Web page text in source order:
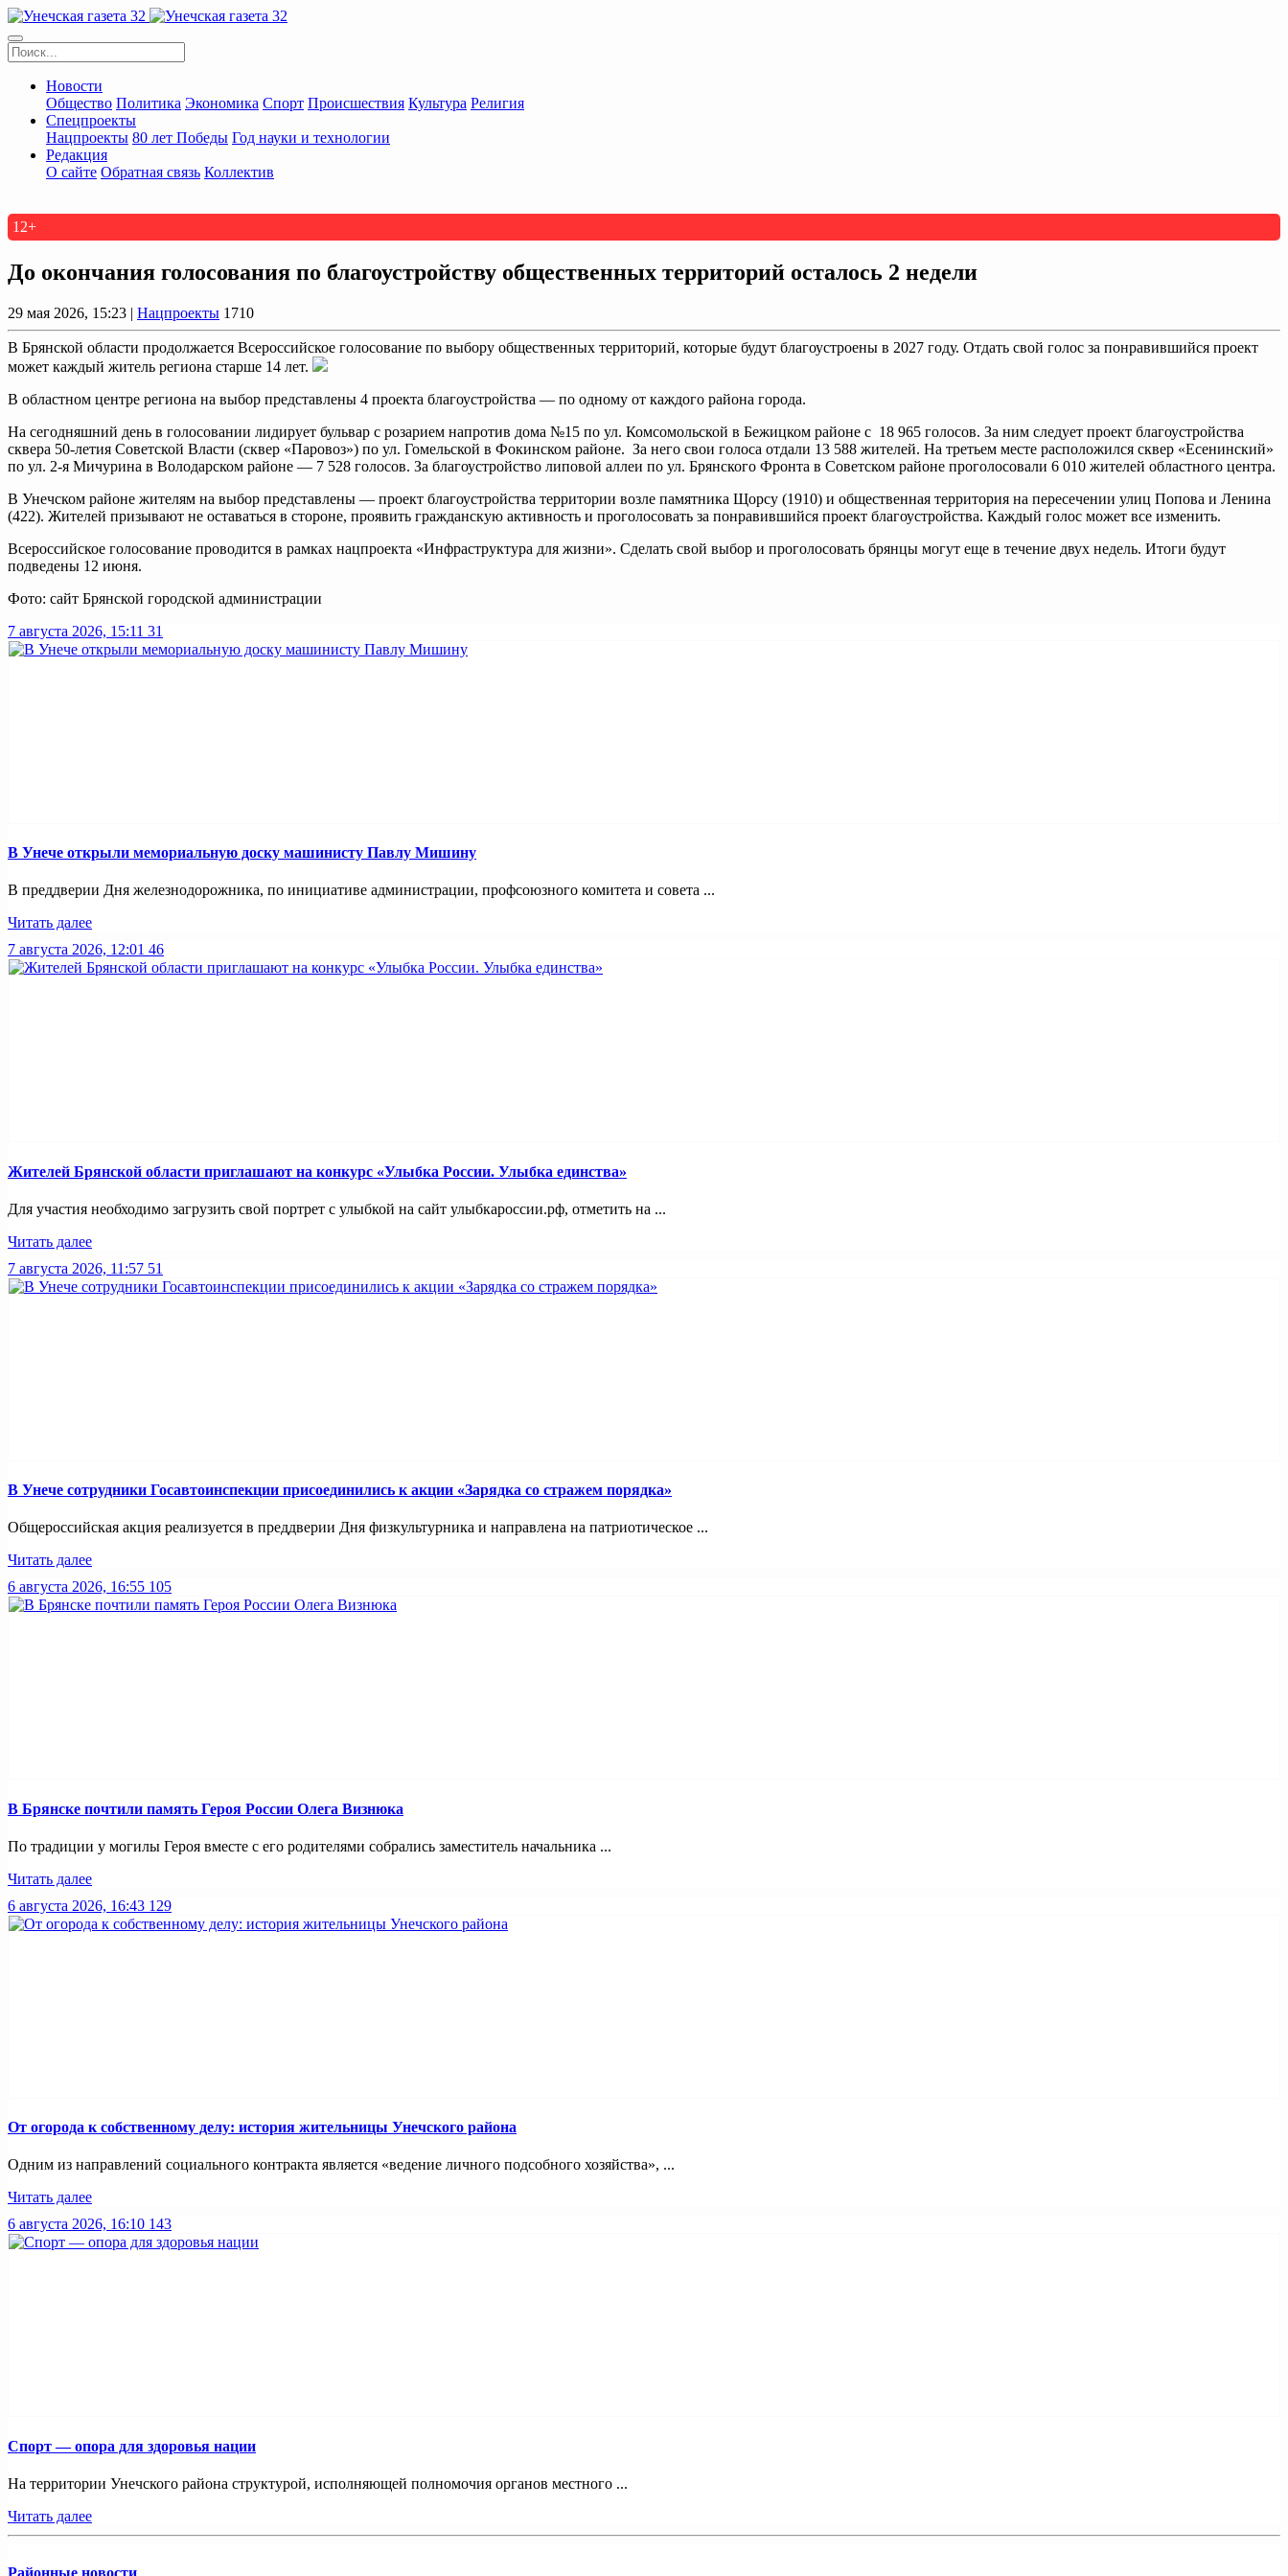
Новости
Общество Политика Экономика Спорт Происшествия Культура Религия
Спецпроекты
Нацпроекты 80 лет Победы Год науки и технологии
Редакция
О сайте Обратная связь Коллектив
12+
До окончания голосования по благоустройству общественных территорий осталось 2 недели
29 мая 2026, 15:23 | Нацпроекты 1710
В Брянской области продолжается Всероссийское голосование по выбору общественных территорий, которые будут благоустроены в 2027 году. Отдать свой голос за понравившийся проект
может каждый житель региона старше 14 лет.
В областном центре региона на выбор представлены 4 проекта благоустройства — по одному от каждого района города.
На сегодняшний день в голосовании лидирует бульвар с розарием напротив дома №15 по ул. Комсомольской в Бежицком районе с 18 965 голосов. За ним следует проект благоустройства
сквера 50-летия Советской Власти (сквер «Паровоз») по ул. Гомельской в Фокинском районе. За него свои голоса отдали 13 588 жителей. На третьем месте расположился сквер «Есенинский»
по ул. 2-я Мичурина в Володарском районе — 7 528 голосов. За благоустройство липовой аллеи по ул. Брянского Фронта в Советском районе проголосовали 6 010 жителей областного центра.
В Унечском районе жителям на выбор представлены — проект благоустройства территории возле памятника Щорсу (1910) и общественная территория на пересечении улиц Попова и Ленина
(422). Жителей призывают не оставаться в стороне, проявить гражданскую активность и проголосовать за понравившийся проект благоустройства. Каждый голос может все изменить.
Всероссийское голосование проводится в рамках нацпроекта «Инфраструктура для жизни». Сделать свой выбор и проголосовать брянцы могут еще в течение двух недель. Итоги будут
подведены 12 июня.
Фото: сайт Брянской городской администрации
7 августа 2026, 15:11 31
В Унече открыли мемориальную доску машинисту Павлу Мишину
В преддверии Дня железнодорожника, по инициативе администрации, профсоюзного комитета и совета ...
Читать далее
7 августа 2026, 12:01 46
Жителей Брянской области приглашают на конкурс «Улыбка России. Улыбка единства»
Для участия необходимо загрузить свой портрет с улыбкой на сайт улыбкароссии.рф, отметить на ...
Читать далее
7 августа 2026, 11:57 51
В Унече сотрудники Госавтоинспекции присоединились к акции «Зарядка со стражем порядка»
Общероссийская акция реализуется в преддверии Дня физкультурника и направлена на патриотическое ...
Читать далее
6 августа 2026, 16:55 105
В Брянске почтили память Героя России Олега Визнюка
По традиции у могилы Героя вместе с его родителями собрались заместитель начальника ...
Читать далее
6 августа 2026, 16:43 129
От огорода к собственному делу: история жительницы Унечского района
Одним из направлений социального контракта является «ведение личного подсобного хозяйства», ...
Читать далее
6 августа 2026, 16:10 143
Спорт — опора для здоровья нации
На территории Унечского района структурой, исполняющей полномочия органов местного ...
Читать далее